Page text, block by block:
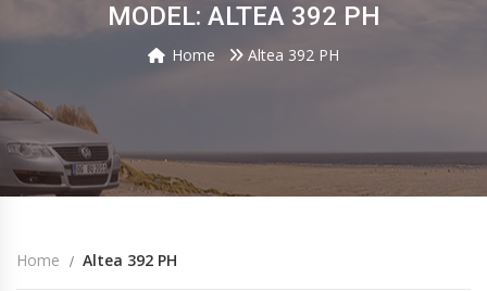
MODEL: ALTEA 392 PH
Home Altea 392 PH
Home Altea 392 PH